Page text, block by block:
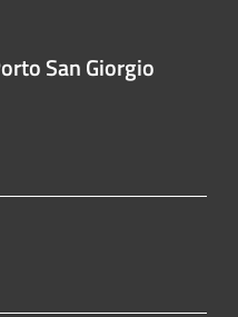
San Giorgio